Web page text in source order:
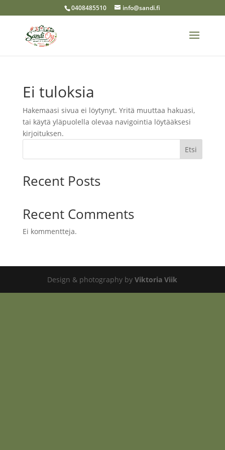
0408485510 info@sandi.fi
Ei tuloksia
Hakemaasi sivua ei löytynyt. Yritä muuttaa hakuasi,
tai käytä yläpuolella olevaa navigointia löytääksesi
kirjoituksen.
Etsi
Recent Posts
Recent Comments
Ei kommentteja.
Design & photography byViktoria Viik